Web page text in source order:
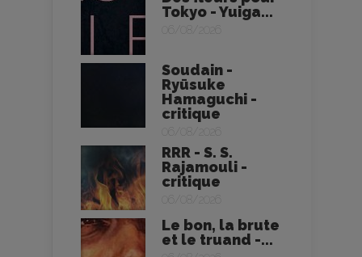
Tokyo - Yuiga...
06/08/2026
Soudain -
Ryūsuke
Hamaguchi -
critique
06/08/2026
RRR - S. S.
Rajamouli -
critique
06/08/2026
Le bon, la brute
et le truand -...